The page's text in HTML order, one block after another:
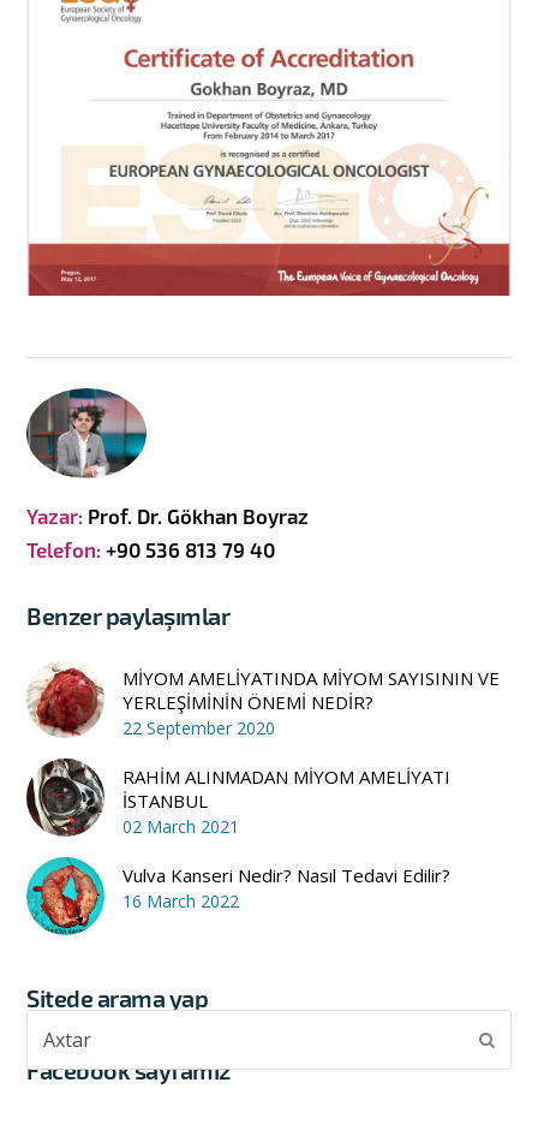
Yazar: Prof. Dr. Gökhan Boyraz
Telefon:+90 536 813 79 40
Benzer paylaşımlar
MİYOM AMELİYATINDA MİYOM SAYISININ VE
YERLEŞİMİNİN ÖNEMİ NEDİR?
22 September 2020
RAHİM ALINMADAN MİYOM AMELİYATI
İSTANBUL
02 March 2021
Vulva Kanseri Nedir? Nasıl Tedavi Edilir?
16 March 2022
Sitede arama yap
Facebook sayfamız